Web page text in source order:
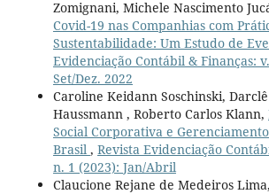
Zomignani, Michele Nascimento
Covid-19 nas Companhias com
Sustentabilidade: Um Estudo de
Evidenciação Contábil & Finanças:
Set/Dez. 2022
Caroline Keidann Soschinski,
Haussmann , Roberto Carlos Klann,
Social Corporativa e
Brasil , Revista Evidenciação
n. 1 (2023): Jan/Abril
Claucione Rejane de Medeiros